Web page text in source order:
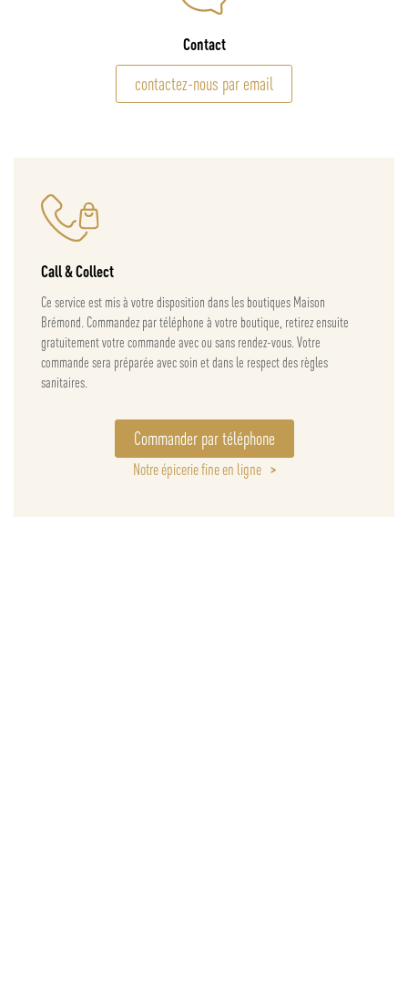
Contact
contactez-nous par email
Call & Collect
Ce service est mis à votre disposition dans les boutiques Maison
Brémond. Commandez par téléphone à votre boutique, retirez ensuite
gratuitement votre commande avec ou sans rendez-vous. Votre
commande sera préparée avec soin et dans le respect des règles
sanitaires.
Commander par téléphone
Notre épicerie fine en ligne >